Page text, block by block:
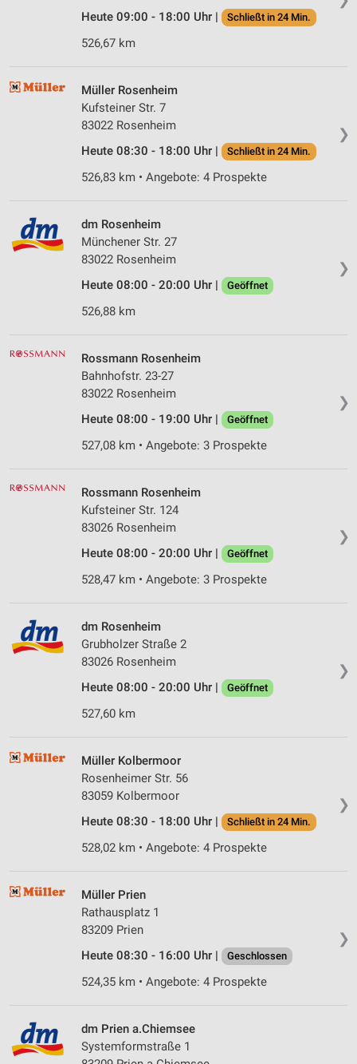
Heute 09:00 - 18:00 Uhr | Schließt in 24 Min.
526,67 km
❯
Müller Rosenheim
Kufsteiner Str. 7
83022 Rosenheim
Heute 08:30 - 18:00 Uhr |
Schließt in 24 Min.
526,83 km • Angebote: 4 Prospekte
❯
dm Rosenheim
Münchener Str. 27
83022 Rosenheim
Heute 08:00 - 20:00 Uhr |
Geöffnet
526,88 km
❯
Rossmann Rosenheim
Bahnhofstr. 23-27
83022 Rosenheim
Heute 08:00 - 19:00 Uhr |
Geöffnet
527,08 km • Angebote: 3 Prospekte
❯
Rossmann Rosenheim
Kufsteiner Str. 124
83026 Rosenheim
Heute 08:00 - 20:00 Uhr |
Geöffnet
528,47 km • Angebote: 3 Prospekte
❯
dm Rosenheim
Grubholzer Straße 2
83026 Rosenheim
Heute 08:00 - 20:00 Uhr |
Geöffnet
527,60 km
❯
Müller Kolbermoor
Rosenheimer Str. 56
83059 Kolbermoor
Heute 08:30 - 18:00 Uhr |
Schließt in 24 Min.
528,02 km • Angebote: 4 Prospekte
❯
Müller Prien
Rathausplatz 1
83209 Prien
Heute 08:30 - 16:00 Uhr |
Geschlossen
524,35 km • Angebote: 4 Prospekte
dm Prien a.Chiemsee
Systemformstraße 1